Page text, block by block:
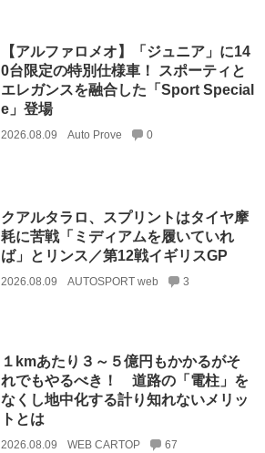
【アルファロメオ】「ジュニア」に14
0台限定の特別仕様車！ スポーティと
エレガンスを融合した「Sport Special
e」登場
2026.08.09 Auto Prove 0
クアルタラロ、スプリントはタイヤ摩
耗に苦戦「ミディアムを履いていれ
ば」とリンス／第12戦イギリスGP
2026.08.09 AUTOSPORT web 3
１kmあたり３～５億円もかかるがそ
れでもやるべき！ 道路の「電柱」を
なくし地中化する計り知れないメリッ
トとは
2026.08.09 WEB CARTOP 67